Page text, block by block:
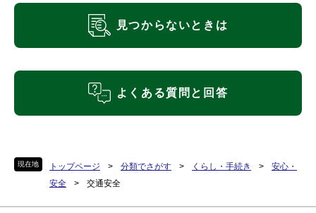
現在地 トップページ > 分類でさがす > くらし・手続き >
安心・
安全
> 交通安全
見つからないときは
よくある質問と回答